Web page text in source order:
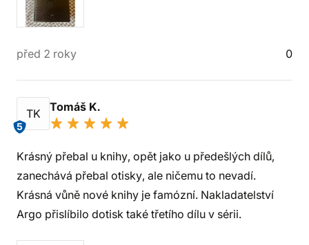
před 2 roky 0
TK
5
Tomáš K.
Krásný přebal u knihy, opět jako u předešlých dílů,
zanechává přebal otisky, ale ničemu to nevadí.
Krásná vůně nové knihy je famózní. Nakladatelství
Argo přislíbilo dotisk také třetího dílu v sérii.